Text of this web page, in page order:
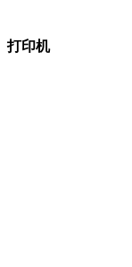
打印机